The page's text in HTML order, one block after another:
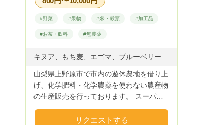
#野菜 #果物 #米・穀類 #加工品
#お茶・飲料 #無農薬
山梨県上野原市で市内の遊休農地を借り上
げ、化学肥料・化学農薬を使わない農産物
の生産販売を行っております。 スーパー
年になります。キヌアの加工品や、エゴマ
リクエストする